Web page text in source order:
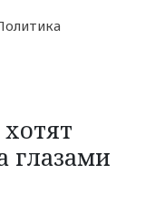
глазами